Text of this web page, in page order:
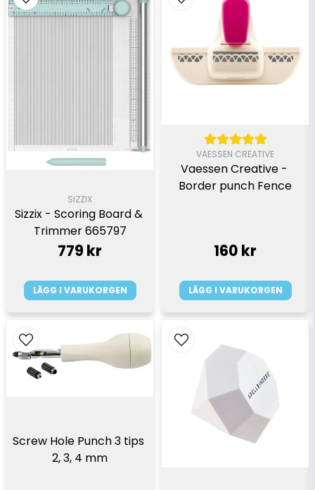
SIZZIX
Sizzix - Scoring Board &
Trimmer 665797
779 kr
LÄGG I VARUKORGEN
VAESSEN CREATIVE
Vaessen Creative -
Border punch Fence
160 kr
LÄGG I VARUKORGEN
Screw Hole Punch 3 tips
2, 3, 4 mm